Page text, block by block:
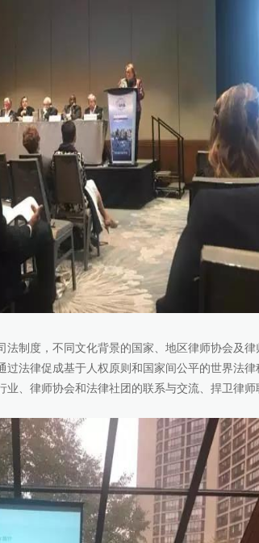
制度，不同文化背景的国家、地区律师协会及
法律促成基于人权原则和国家间公平的世界法
、律师协会和法律社团的联系与交流、捍卫律师